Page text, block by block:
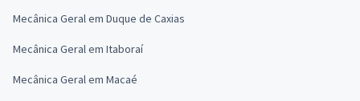
Mecânica Geral em Duque de Caxias
Mecânica Geral em Itaboraí
Mecânica Geral em Macaé